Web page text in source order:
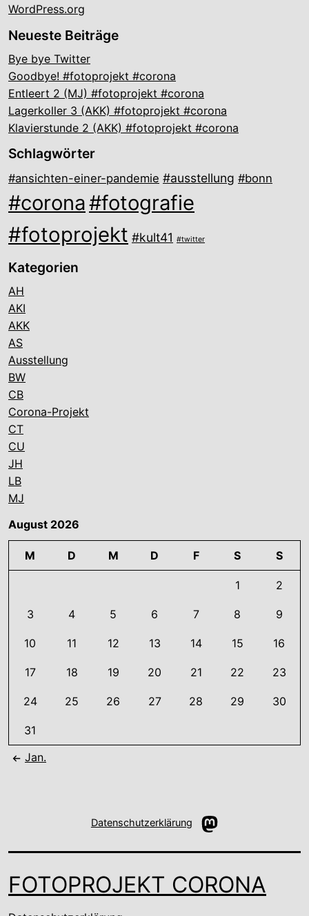
WordPress.org
Neueste Beiträge
Bye bye Twitter
Goodbye! #fotoprojekt #corona
Entleert 2 (MJ) #fotoprojekt #corona
Lagerkoller 3 (AKK) #fotoprojekt #corona
Klavierstunde 2 (AKK) #fotoprojekt #corona
Schlagwörter
#ansichten-einer-pandemie #ausstellung #bonn
#corona#fotografie
#fotoprojekt #kult41 #twitter
Kategorien
AH
AKI
AKK
AS
Ausstellung
BW
CB
Corona-Projekt
CT
CU
JH
LB
MJ
August 2026
M D M D F S S
1 2
3 4 5 6 7 8 9
10 11 12 13 14 15 16
17 18 19 20 21 22 23
24 25 26 27 28 29 30
31
Jan.
Datenschutzerklärung Mastodon
FOTOPROJEKT CORONA